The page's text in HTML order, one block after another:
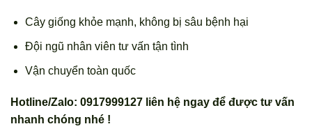
Cây giống khỏe mạnh, không bị sâu bệnh hại
Đội ngũ nhân viên tư vấn tận tình
Vận chuyển toàn quốc
Hotline/Zalo: 0917999127 liên hệ ngay để được tư vấn
nhanh chóng nhé !